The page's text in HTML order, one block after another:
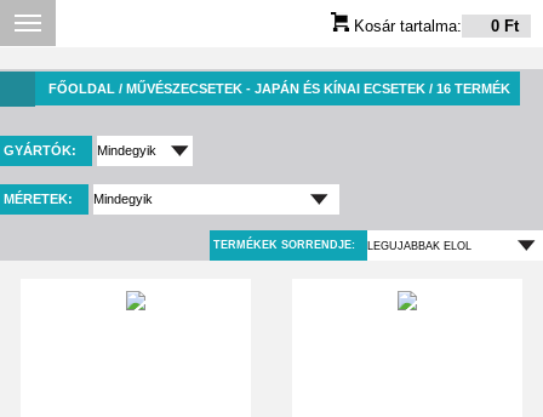
Kosár tartalma: 0 Ft
FŐOLDAL / MŰVÉSZECSETEK - JAPÁN ÉS KÍNAI ECSETEK / 16 TERMÉK
GYÁRTÓK:
MÉRETEK:
TERMÉKEK SORRENDJE: